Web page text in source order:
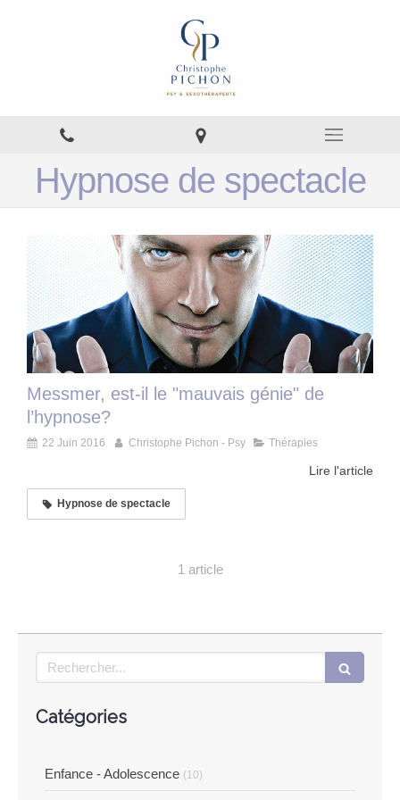
Hypnose de spectacle
Messmer, est-il le "mauvais génie" de
l’hypnose?
22 Juin 2016 Christophe Pichon - Psy Thérapies
Lire l'article
Hypnose de spectacle
1 article
Rechercher
Catégories
Enfance - Adolescence (10)